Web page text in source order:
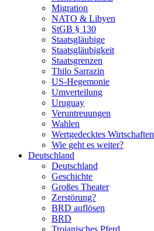
Migration
NATO & Libyen
StGB § 130
Staatsgläubige
Staatsgläubigkeit
Staatsgrenzen
Thilo Sarrazin
US-Hegemonie
Umverteilung
Uruguay
Veruntreuungen
Wahlen
Wertgedecktes Wirtschaften
Wie geht es weiter?
Deutschland
Deutschland
Geschichte
Großes Theater
Zerstörung?
BRD auflösen
BRD
Trojanisches Pferd